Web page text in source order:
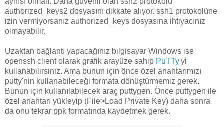
authorized_keys2 dosyasını dikkate alıyor. ssh1 protokolüne
izin vermiyorsanız authorized_keys dosyasına ihtiyacınız
olmayabilir.
Uzaktan bağlantı yapacağınız bilgisayar Windows ise
openssh client olarak grafik arayüze sahip PuTTy'yi
kullanabilirsiniz. Ama bunun için önce özel anahtarımızı
putty'nin kullanabileceği formata dönüştürmemiz gerek.
Bunun için kullanılabilecek araç puttygen. Önce puttygen ile
özel anahtarı yükleyip (File>Load Private Key) daha sonra
da onu tekrar ppk formatında kaydetmek gerek.